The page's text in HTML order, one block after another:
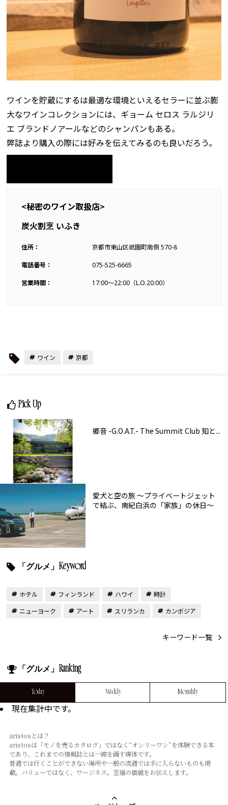
ワインを貯蔵にするは最適な環境といえるセラーに並ぶ膨
大なワインコレクションには、ギョーム セロス ラルジリ
エ ブランドノアールなどのシャンパンもある。
弊誌より購入の際には好みを伝えてみるのも良いだろう。
<秘密のワイン取扱店>
炭火割烹 いふき
住所： 京都市東山区祇園町南側 570-8
電話番号： 075-525-6665
営業時間： 17:00〜22:00（L.O.20:00）
ワイン 京都
Pick Up
郷音 -G.O.A.T.- The Summit Club 知と...
愛犬と空の旅 ～プライベートジェット
で結ぶ、南紀白浜の「家族」の休日～
「グルメ」Keyword
ホテル フィンランド ハワイ
時計
ニューヨーク
アート スリランカ カンボジア
キーワード一覧
「グルメ」Ranking
Today Weekly Monthly
現在集計中です。
aristosとは？
aristosは「モノを売るカタログ」ではなく“オンリーワン”を体験できる本
であり、これまでの情報誌とは⼀線を画す媒体です。
普通では⾏くことができない場所や⼀般の流通では⼿に⼊らないものも掲
載。バリューではなく、ワージネス。⾄福の価値をお伝えします。